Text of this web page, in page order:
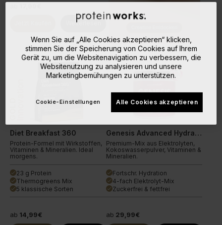
Weiterlesen
Diet Breakfast 360
Protein-Formel mit Wirkstoffen,
Vitaminen & Mineralien. Ideal
morgens.
done 23 g Protein
done Thermogreens Mix
done 5 klassische Sorten
ab 14,99€
Genesis Advanced Hydration
Premium-Mix aus Elektrolyten,
Kokoswasserpulver, Vitaminen &
Mineralien.
done Fortschr. Hydration
done 4-fach Elektrolyt-Mix
done Zuckerfrei & fettfrei
ab 29,99€
Wenn Sie auf „Alle Cookies akzeptieren“ klicken,
stimmen Sie der Speicherung von Cookies auf Ihrem
Gerät zu, um die Websitenavigation zu verbessern, die
Websitenutzung zu analysieren und unsere
Marketingbemühungen zu unterstützen.
Alle Cookies akzeptieren
Cookie-Einstellungen